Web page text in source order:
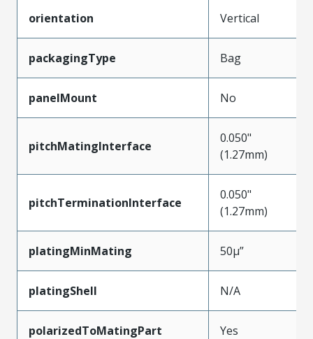
orientation Vertical
packagingType Bag
panelMount No
pitchMatingInterface
0.050"
(1.27mm)
pitchTerminationInterface
0.050"
(1.27mm)
platingMinMating 50µ”
platingShell N/A
polarizedToMatingPart Yes